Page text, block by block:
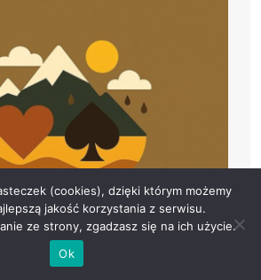
(cookies), dzięki którym możemy
jakość korzystania z serwisu.
ze strony, zgadzasz się na ich użycie.
Ok